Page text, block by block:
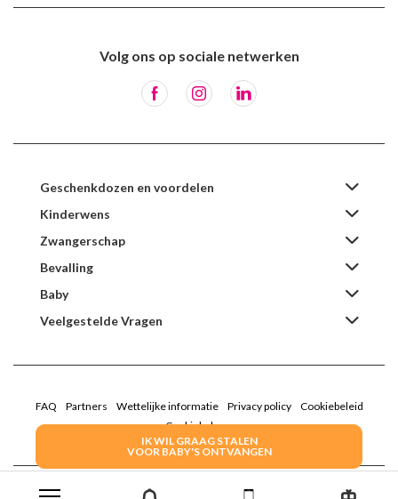
IK WIL GRAAG STALEN
VOOR BABY'S ONTVANGEN
Volg ons op sociale netwerken
Geschenkdozen en voordelen
Kinderwens
Zwangerschap
Bevalling
Baby
Veelgestelde Vragen
FAQ Partners Wettelijke informatie Privacy policy
Cookiebeleid
Cookiebeheer